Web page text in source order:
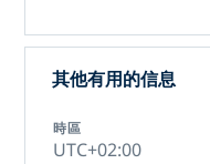
其他有用的信息
時區
UTC+02:00